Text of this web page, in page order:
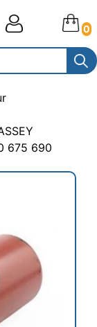
0
675 690